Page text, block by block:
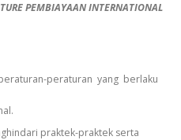
PEMBIAYAAN INTERNATIONAL
peraturan yang berlaku
praktek-praktek serta